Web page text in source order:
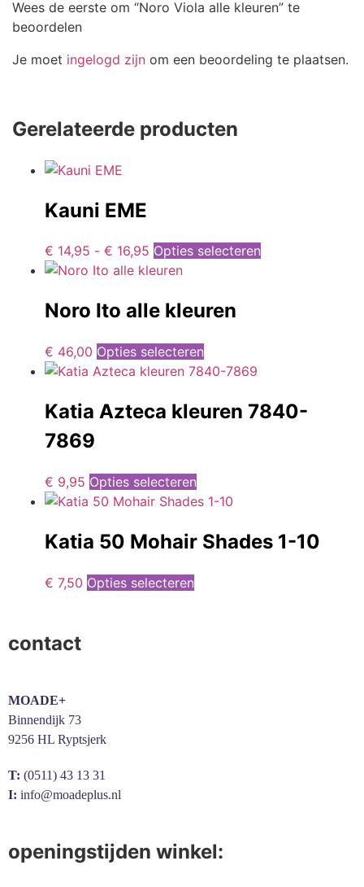
Wees de eerste om “Noro Viola alle kleuren” te
beoordelen
Je moet ingelogd zijn om een beoordeling te plaatsen.
Gerelateerde producten
Kauni EME
€ 14,95 - € 16,95 Opties selecteren
Noro Ito alle kleuren
€ 46,00 Opties selecteren
Katia Azteca kleuren 7840-
7869
€ 9,95 Opties selecteren
Katia 50 Mohair Shades 1-10
€ 7,50 Opties selecteren
contact
MOADE+
Binnendijk 73
9256 HL Ryptsjerk
T: (0511) 43 13 31
I: info@moadeplus.nl
openingstijden winkel: